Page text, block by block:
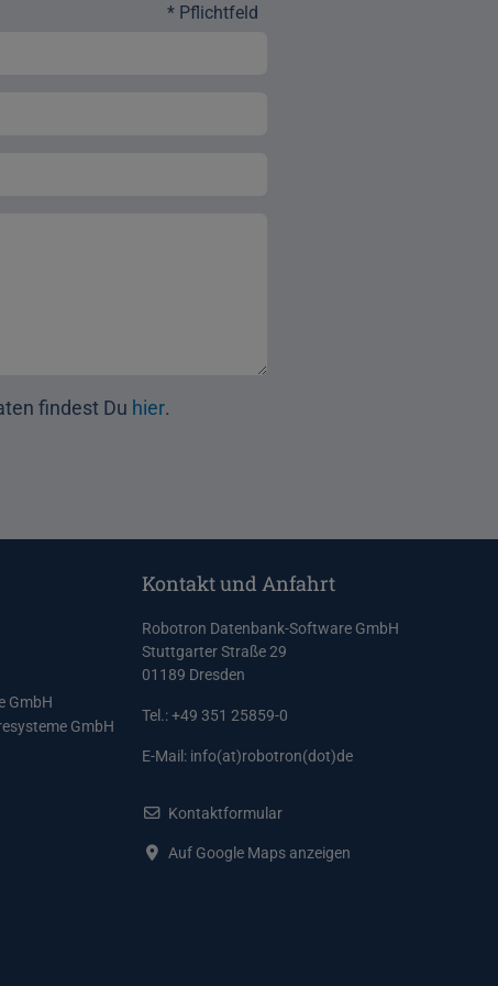
* Pflichtfeld
findest Du hier.
GmbH
GmbH
Kontakt und Anfahrt
Robotron Datenbank-Software GmbH
Stuttgarter Straße 29
01189 Dresden
Tel.: +49 351 25859-0
E-Mail: info(at)robotron(dot)de
Kontaktformular
Auf Google Maps anzeigen